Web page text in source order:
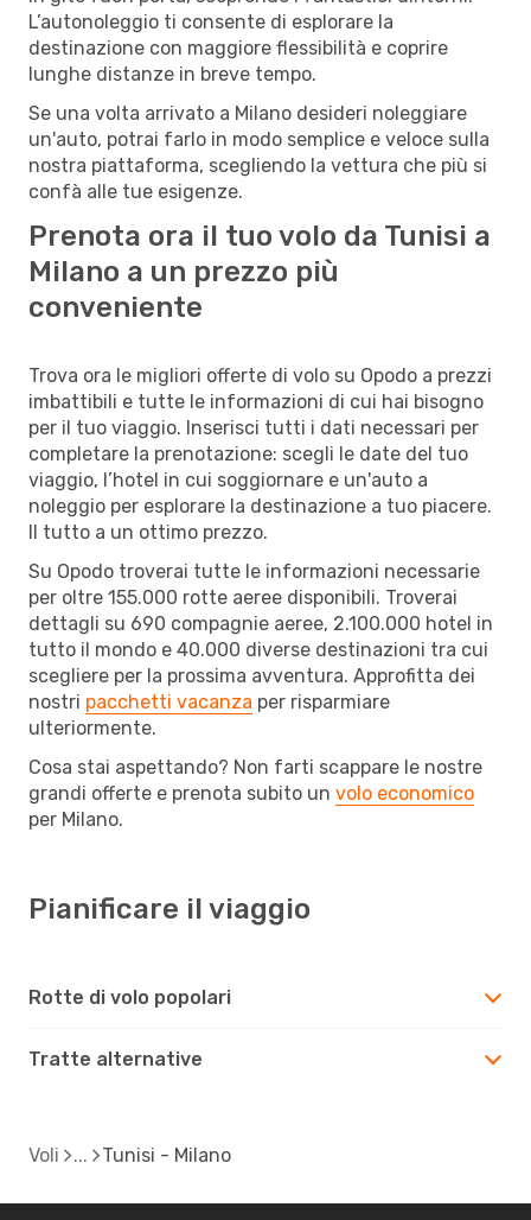
L’autonoleggio ti consente di esplorare la
destinazione con maggiore flessibilità e coprire
lunghe distanze in breve tempo.
Se una volta arrivato a Milano desideri noleggiare
un'auto, potrai farlo in modo semplice e veloce sulla
nostra piattaforma, scegliendo la vettura che più si
confà alle tue esigenze.
Prenota ora il tuo volo da Tunisi a
Milano a un prezzo più
conveniente
Trova ora le migliori offerte di volo su Opodo a prezzi
imbattibili e tutte le informazioni di cui hai bisogno
per il tuo viaggio. Inserisci tutti i dati necessari per
completare la prenotazione: scegli le date del tuo
viaggio, l’hotel in cui soggiornare e un'auto a
noleggio per esplorare la destinazione a tuo piacere.
Il tutto a un ottimo prezzo.
Su Opodo troverai tutte le informazioni necessarie
per oltre 155.000 rotte aeree disponibili. Troverai
dettagli su 690 compagnie aeree, 2.100.000 hotel in
tutto il mondo e 40.000 diverse destinazioni tra cui
scegliere per la prossima avventura. Approfitta dei
nostri pacchetti vacanza per risparmiare
ulteriormente.
Cosa stai aspettando? Non farti scappare le nostre
grandi offerte e prenota subito un volo economico
per Milano.
Pianificare il viaggio
Rotte di volo popolari
Tratte alternative
Voli Tunisi - Milano